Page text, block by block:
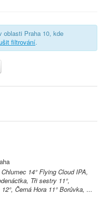
oblasti Praha 10, kde
filtrování.
14° Flying Cloud IPA,
Tři sestry 11°,
Černá Hora 11° Borůvka, ...